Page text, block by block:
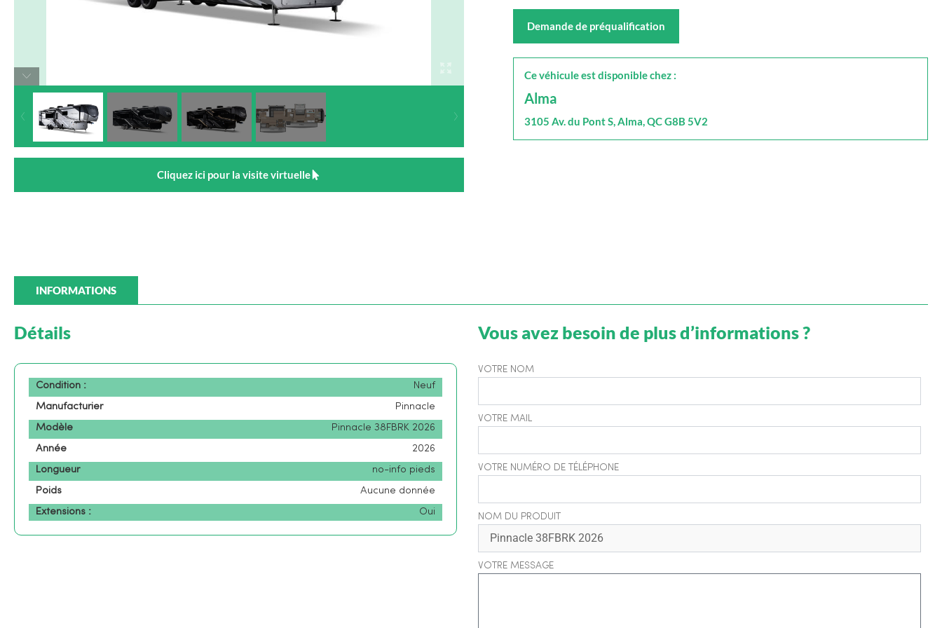
Cliquez ici pour la visite virtuelle
Demande de préqualification
Ce véhicule est disponible chez :
Alma
3105 Av. du Pont S, Alma, QC G8B 5V2
INFORMATIONS
Détails
Condition :
Neuf
Manufacturier
Pinnacle
Modèle
Pinnacle 38FBRK 2026
Année
2026
Longueur
no-info pieds
Poids
Aucune donnée
Extensions :
Oui
Vous avez besoin de plus d’informations ?
VOTRE NOM
VOTRE MAIL
VOTRE NUMÉRO DE TÉLÉPHONE
NOM DU PRODUIT
VOTRE MESSAGE